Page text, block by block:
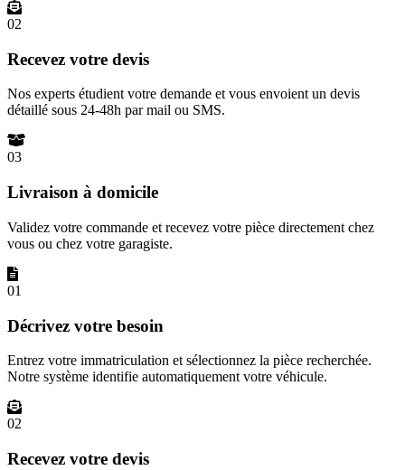
02
Recevez votre devis
Nos experts étudient votre demande et vous envoient un devis
détaillé sous 24-48h par mail ou SMS.
03
Livraison à domicile
Validez votre commande et recevez votre pièce directement chez
vous ou chez votre garagiste.
01
Décrivez votre besoin
Entrez votre immatriculation et sélectionnez la pièce recherchée.
Notre système identifie automatiquement votre véhicule.
02
Recevez votre devis